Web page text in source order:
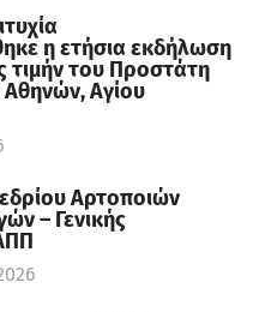
η ετήσια εκδήλωση
του Προστάτη
Αγίου
Αρτοποιών
– Γενικής